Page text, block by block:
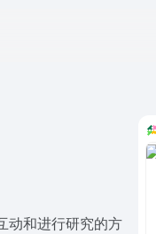
动和进行研究的方